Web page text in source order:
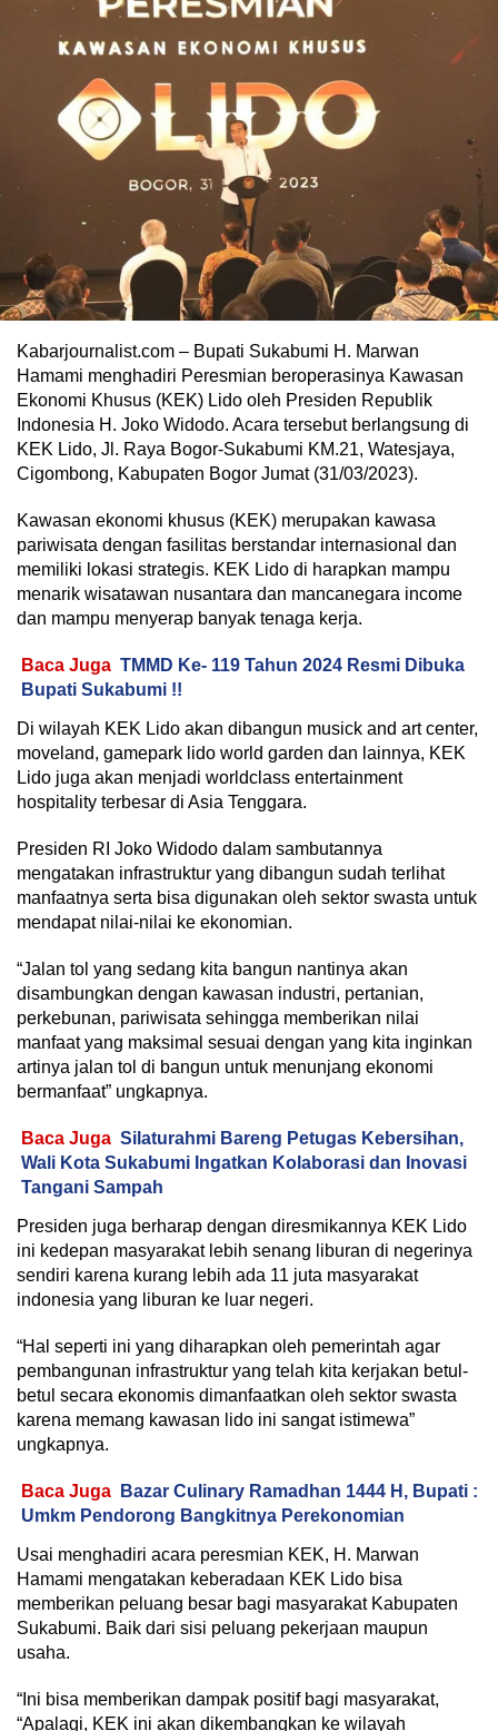
Kabarjournalist.com – Bupati Sukabumi H. Marwan
Hamami menghadiri Peresmian beroperasinya Kawasan
Ekonomi Khusus (KEK) Lido oleh Presiden Republik
Indonesia H. Joko Widodo. Acara tersebut berlangsung di
KEK Lido, Jl. Raya Bogor-Sukabumi KM.21, Watesjaya,
Cigombong, Kabupaten Bogor Jumat (31/03/2023).
Kawasan ekonomi khusus (KEK) merupakan kawasa
pariwisata dengan fasilitas berstandar internasional dan
memiliki lokasi strategis. KEK Lido di harapkan mampu
menarik wisatawan nusantara dan mancanegara income
dan mampu menyerap banyak tenaga kerja.
Baca Juga TMMD Ke- 119 Tahun 2024 Resmi Dibuka
Bupati Sukabumi !!
Di wilayah KEK Lido akan dibangun musick and art center,
moveland, gamepark lido world garden dan lainnya, KEK
Lido juga akan menjadi worldclass entertainment
hospitality terbesar di Asia Tenggara.
Presiden RI Joko Widodo dalam sambutannya
mengatakan infrastruktur yang dibangun sudah terlihat
manfaatnya serta bisa digunakan oleh sektor swasta untuk
mendapat nilai-nilai ke ekonomian.
“Jalan tol yang sedang kita bangun nantinya akan
disambungkan dengan kawasan industri, pertanian,
perkebunan, pariwisata sehingga memberikan nilai
manfaat yang maksimal sesuai dengan yang kita inginkan
artinya jalan tol di bangun untuk menunjang ekonomi
bermanfaat” ungkapnya.
Baca Juga Silaturahmi Bareng Petugas Kebersihan,
Wali Kota Sukabumi Ingatkan Kolaborasi dan Inovasi
Tangani Sampah
Presiden juga berharap dengan diresmikannya KEK Lido
ini kedepan masyarakat lebih senang liburan di negerinya
sendiri karena kurang lebih ada 11 juta masyarakat
indonesia yang liburan ke luar negeri.
“Hal seperti ini yang diharapkan oleh pemerintah agar
pembangunan infrastruktur yang telah kita kerjakan betul-
betul secara ekonomis dimanfaatkan oleh sektor swasta
karena memang kawasan lido ini sangat istimewa”
ungkapnya.
Baca Juga
Bazar Culinary Ramadhan 1444 H, Bupati :
Umkm Pendorong Bangkitnya Perekonomian
Usai menghadiri acara peresmian KEK, H. Marwan
Hamami mengatakan keberadaan KEK Lido bisa
memberikan peluang besar bagi masyarakat Kabupaten
Sukabumi. Baik dari sisi peluang pekerjaan maupun
usaha.
“Ini bisa memberikan dampak positif bagi masyarakat,
“Apalagi, KEK ini akan dikembangkan ke wilayah